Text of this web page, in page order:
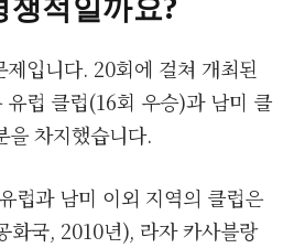
입니다. 20회에 걸쳐 개최된
유럽 클럽(16회 우승)과 남미 클
을 차지했습니다.
럽과 남미 이외 지역의 클럽은
화국, 2010년), 라자 카사블랑